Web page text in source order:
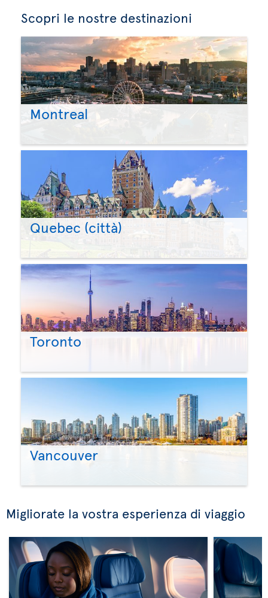
Scopri le nostre destinazioni
Montreal
Quebec (città)
Toronto
Vancouver
Migliorate la vostra esperienza di viaggio